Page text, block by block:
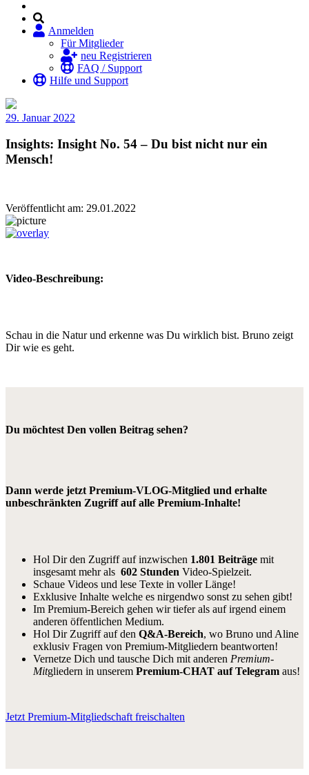
Anmelden
Für Mitglieder
neu Registrieren
FAQ / Support
Hilfe und Support
29. Januar 2022
Insights: Insight No. 54 – Du bist nicht nur ein
Mensch!
Veröffentlicht am: 29.01.2022
Video-Beschreibung:
Schau in die Natur und erkenne was Du wirklich bist. Bruno zeigt
Dir wie es geht.
Du möchtest Den vollen Beitrag sehen?
Dann werde jetzt Premium-VLOG-Mitglied und erhalte
unbeschränkten Zugriff auf alle Premium-Inhalte!
Hol Dir den Zugriff auf inzwischen 1.801 Beiträge mit
insgesamt mehr als 602 Stunden Video-Spielzeit.
Schaue Videos und lese Texte in voller Länge!
Exklusive Inhalte welche es nirgendwo sonst zu sehen gibt!
Im Premium-Bereich gehen wir tiefer als auf irgend einem
anderen öffentlichen Medium.
Hol Dir Zugriff auf den Q&A-Bereich, wo Bruno und Aline
exklusiv Fragen von Premium-Mitgliedern beantworten!
Vernetze Dich und tausche Dich mit anderen Premium-
Mitgliedern in unserem Premium-CHAT auf Telegram aus!
Jetzt Premium-Mitgliedschaft freischalten